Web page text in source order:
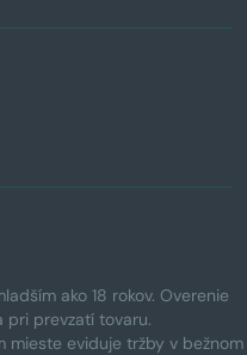
ako 18 rokov. Overenie
pri prevzatí tovaru.
mieste eviduje tržby v bežnom